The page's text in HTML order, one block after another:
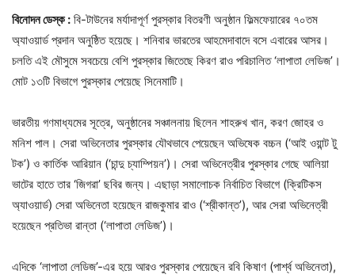
বিনোদন ডেস্ক : বি-টাউনের মর্যাদাপূর্ণ পুরস্কার বিতরণী অনুষ্ঠান ফিল্মফেয়ারের ৭০তম
অ্যাওয়ার্ড প্রদান অনুষ্ঠিত হয়েছে। শনিবার ভারতের আহমেদাবাদে বসে এবারের আসর।
চলতি এই মৌসুমে সবচেয়ে বেশি পুরস্কার জিতেছে কিরণ রাও পরিচালিত ‘লাপাতা লেডিজ’।
মোট ১৩টি বিভাগে পুরস্কার পেয়েছে সিনেমাটি।
ভারতীয় গণমাধ্যমের সূত্রে, অনুষ্ঠানের সঞ্চালনায় ছিলেন শাহরুখ খান, করণ জোহর ও
মনিশ পাল। সেরা অভিনেতার পুরস্কার যৌথভাবে পেয়েছেন অভিষেক বচ্চন (‘আই ওয়ান্ট টু
টক’) ও কার্তিক আরিয়ান (‘চান্দু চ্যাম্পিয়ন’)। সেরা অভিনেত্রীর পুরস্কার গেছে আলিয়া
ভাটের হাতে তার ‘জিগরা’ ছবির জন্য। এছাড়া সমালোচক নির্বাচিত বিভাগে (ক্রিটিকস
অ্যাওয়ার্ড) সেরা অভিনেতা হয়েছেন রাজকুমার রাও (‘শ্রীকান্ত’), আর সেরা অভিনেত্রী
হয়েছেন প্রতিভা রান্তা (‘লাপাতা লেডিজ’)।
এদিকে ‘লাপাতা লেডিজ’-এর হয়ে আরও পুরস্কার পেয়েছেন রবি কিষাণ (পার্শ্ব অভিনেতা),